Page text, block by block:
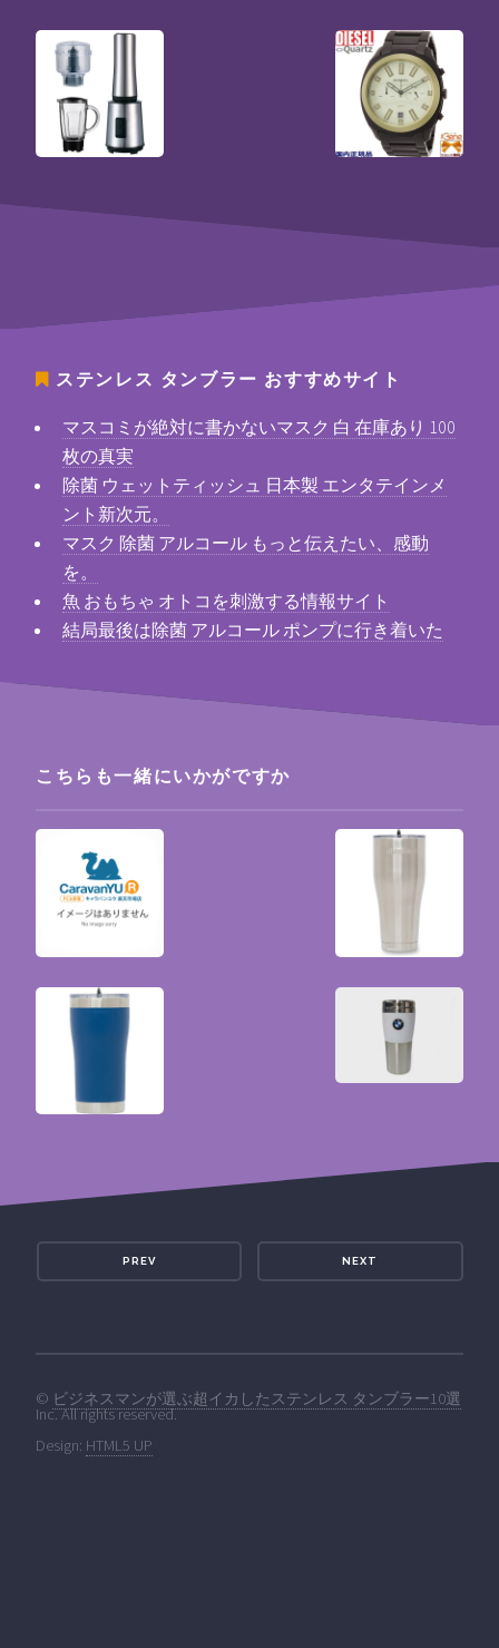
ステンレス タンブラー おすすめサイト
マスコミが絶対に書かないマスク 白 在庫あり 100
枚の真実
除菌 ウェットティッシュ 日本製 エンタテインメ
ント新次元。
マスク 除菌 アルコール もっと伝えたい、感動
を。
魚 おもちゃ オトコを刺激する情報サイト
結局最後は除菌 アルコール ポンプに行き着いた
こちらも一緒にいかがですか
PREV NEXT
© ビジネスマンが選ぶ超イカしたステンレス タンブラー10選
Inc. All rights reserved.
Design: HTML5 UP